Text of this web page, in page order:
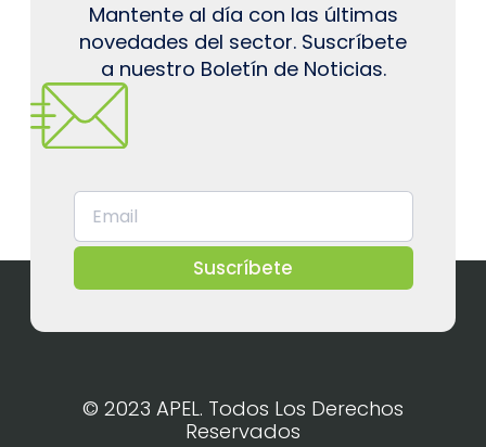
Mantente al día con las últimas
novedades del sector. Suscríbete
a nuestro Boletín de Noticias.
Suscríbete
© 2023 APEL. Todos Los Derechos
Reservados